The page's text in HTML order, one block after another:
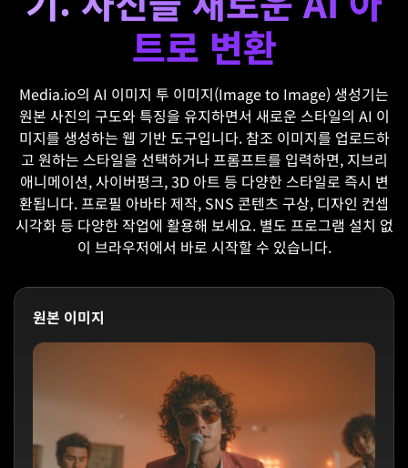
트로 변환
Media.io의 AI 이미지 투 이미지(Image to Image) 생성기는
원본 사진의 구도와 특징을 유지하면서 새로운 스타일의 AI 이
미지를 생성하는 웹 기반 도구입니다. 참조 이미지를 업로드하
고 원하는 스타일을 선택하거나 프롬프트를 입력하면, 지브리
애니메이션, 사이버펑크, 3D 아트 등 다양한 스타일로 즉시 변
환됩니다. 프로필 아바타 제작, SNS 콘텐츠 구상, 디자인 컨셉
시각화 등 다양한 작업에 활용해 보세요. 별도 프로그램 설치 없
이 브라우저에서 바로 시작할 수 있습니다.
원본 이미지